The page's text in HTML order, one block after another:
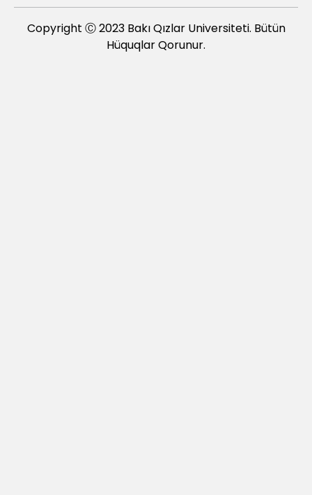
Copyright Ⓒ 2023 Bakı Qızlar Universiteti. Bütün
Hüquqlar Qorunur.